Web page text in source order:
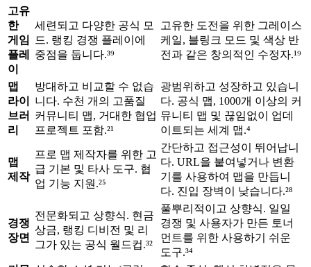
고유
한
게임
플레
이
세련되고 다양한 공식 모
드. 랭킹 경쟁 플레이에
중점을 둡니다.³⁹
고유한 도전을 위한 그레이스
케일, 블링크 모드 및 색상 반
전과 같은 창의적인 수정자.¹⁹
맵
라이
브러
리
방대하고 비교할 수 없습
니다. 수천 개의 고품질
커뮤니티 맵, 거대한 협업
프로젝트 포함.²¹
광범위하고 성장하고 있습니
다. 공식 맵, 1000개 이상의 커
뮤니티 맵 및 끊임없이 업데
이트되는 세계 맵.⁴
맵
제작
프로 맵 제작자를 위한 고
급 기본 및 타사 도구. 협
업 기능 지원.²⁵
간단하고 접근성이 뛰어납니
다. URL을 붙여넣거나 변환
기를 사용하여 맵을 만듭니
다. 진입 장벽이 낮습니다.²⁸
경쟁
장면
전문화되고 상향식. 현금
상금, 랭킹 디비전 및 리
그가 있는 공식 월드컵.³²
풀뿌리적이고 상향식. 일일
경쟁 및 사용자가 만든 토너
먼트를 위한 사용하기 쉬운
도구.³⁴